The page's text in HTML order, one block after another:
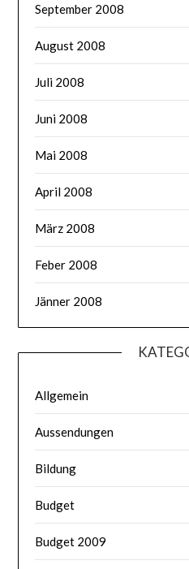
September 2008
August 2008
Juli 2008
Juni 2008
Mai 2008
April 2008
März 2008
Feber 2008
Jänner 2008
Allgemein
Aussendungen
Bildung
Budget
Budget 2009